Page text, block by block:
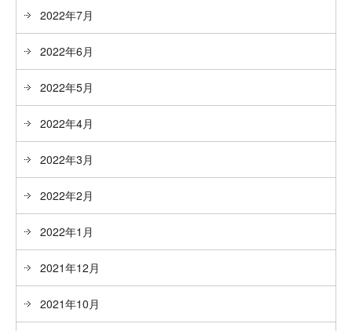
2022年7月
2022年6月
2022年5月
2022年4月
2022年3月
2022年2月
2022年1月
2021年12月
2021年10月